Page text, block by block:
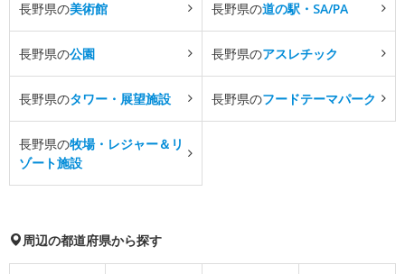
長野県の美術館 長野県の道の駅・SA/PA
長野県の公園 長野県のアスレチック
長野県のタワー・展望施設 長野県のフードテーマパーク
長野県の牧場・レジャー＆リ
ゾート施設
周辺の都道府県から探す